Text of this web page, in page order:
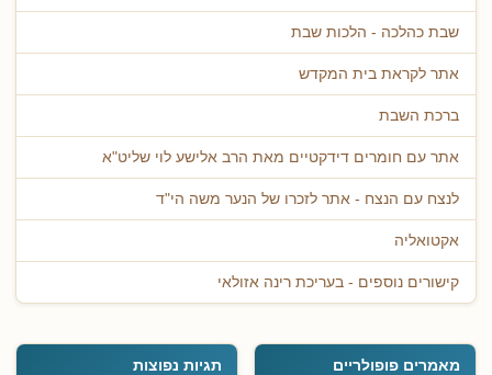
שבת כהלכה - הלכות שבת
אתר לקראת בית המקדש
ברכת השבת
אתר עם חומרים דידקטיים מאת הרב אלישע לוי שליט"א
לנצח עם הנצח - אתר לזכרו של הנער משה הי"ד
אקטואליה
קישורים נוספים - בעריכת רינה אזולאי
מאמרים פופולריים תגיות נפוצות